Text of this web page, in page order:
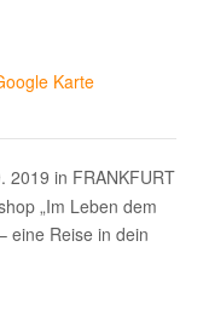
Karte
2019 in FRANKFURT
„Im Leben dem
eine Reise in dein